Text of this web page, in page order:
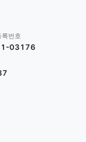
번호
03176